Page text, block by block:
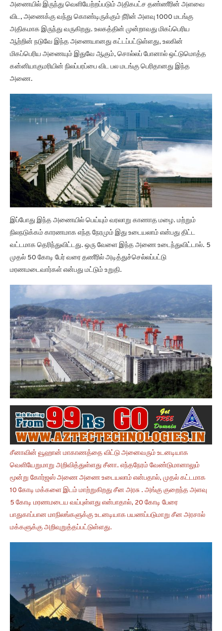
அணையில் இருந்து வெளியேற்றப்படும் அதிகபட்ச தண்ணீரின் அளவை
விட, அணைக்கு வந்து கொண்டிருக்கும் நீரின் அளவு 1000 மடங்கு
அதிகமாக இருந்து வருகிறது. உலகத்தின் முன்றாவது மிகப்பெரிய
ஆற்றின் நடுவே இந்த அணையானது கட்டப்பட்டுள்ளது, உலகின்
மிகப்பெரிய அணையும் இதுவே ஆகும், சொல்லப் போனால் ஒட்டுமொத்த
கன்னியாகுமரியின் நிலப்பரப்பை விட பல மடங்கு பெரிதானது இந்த
அணை.
இப்போது இந்த அணையில் பெய்யும் வரலாறு காணாத மழை. மற்றும்
நிலநடுக்கம் காரணமாக எந்த நேரமும் இது உடையலாம் என்பது திட்ட
வட்டமாக தெரிந்துவிட்டது. ஒரு வேளை இந்த அணை உடைந்துவிட்டால். 5
முதல் 50 கோடி பேர் வரை தணீரில் அடித்துச்செல்லப்பட்டு
மரணமடைவார்கள் என்பது மட்டும் உறுதி.
சீனாவின் வூஹான் மாகாணத்தை விட்டு அனைவரும் உடனடியாக
வெளியேறுமாறு அறிவித்துள்ளது சீனா. எந்தநேரம் வேண்டுமானாலும்
மூன்று கோர்ஜஸ் அணை அணை உடையலாம் என்பதால், முதல் கட்டமாக
10 கோடி மக்களை இடம் மாற்றுகிறது சீன அரசு . அங்கு குறைந்த அளவு
5 கோடி மரணமடைய வய்புள்ளது என்பாதால், 20 கோடி பேரை
பாதுகாப்பான மாநிலங்களுக்கு உடனடியாக பயணப்படுமாறு சீன அரசால்
மக்களுக்கு அறிவுறுத்தப்பட்டுள்ளது.